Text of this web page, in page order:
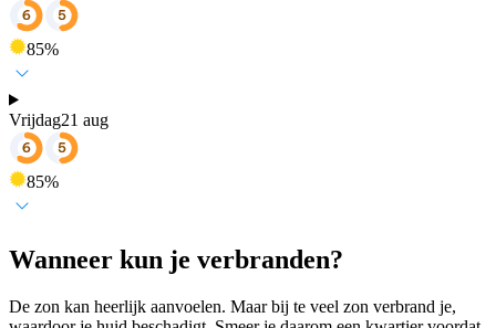
85%
Vrijdag21 aug
85%
Wanneer kun je verbranden?
De zon kan heerlijk aanvoelen. Maar bij te veel zon verbrand je,